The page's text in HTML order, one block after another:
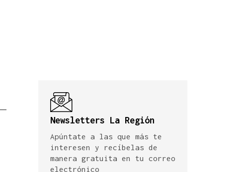
Newsletters La Región
Apúntate a las que más te
interesen y recíbelas de
manera gratuita en tu correo
electrónico